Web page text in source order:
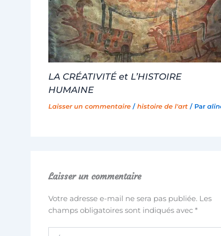
LA CRÉATIVITÉ et L’HISTOIRE
HUMAINE
Laisser un commentaire /histoire de l'art / Par
Laisser un commentaire
Votre adresse e-mail ne sera pas publiée. Les
champs obligatoires sont indiqués avec*